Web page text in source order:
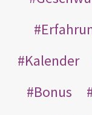
Kalender
Bonus